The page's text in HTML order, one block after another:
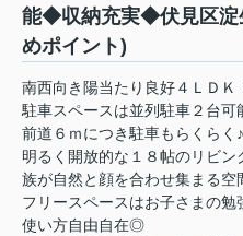
能◆収納充実◆伏見区淀
めポイント)
南西向き陽当たり良好４ＬＤＫ
駐車スペースは並列駐車２台
前道６ｍにつき駐車もらくらく♪
明るく開放的な１８帖のリビ
族が自然と顔を合わせ集まる
フリースペースはお子さまの
使い方自由自在◎